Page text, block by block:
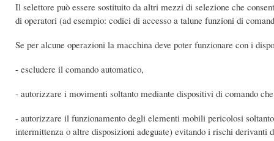
Il selettore può essere sostituito da altri mezzi di selezione che
di operatori (ad esempio: codici di accesso a talune funzioni di
Se per alcune operazioni la macchina deve poter funzionare con i
- escludere il comando automatico,
- autorizzare i movimenti soltanto mediante dispositivi di comando
- autorizzare il funzionamento degli elementi mobili pericolosi
intermittenza o altre disposizioni adeguate) evitando i rischi derivanti